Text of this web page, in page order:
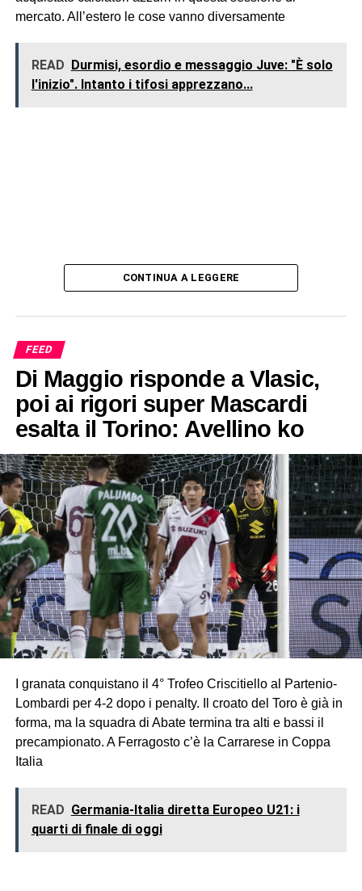
mercato. All’estero le cose vanno diversamente
READ
Durmisi, esordio e messaggio Juve: "È solo
l'inizio". Intanto i tifosi apprezzano...
CONTINUA A LEGGERE
FEED
Di Maggio risponde a Vlasic,
poi ai rigori super Mascardi
esalta il Torino: Avellino ko
I granata conquistano il 4° Trofeo Criscitiello al Partenio-
Lombardi per 4-2 dopo i penalty. Il croato del Toro è già in
forma, ma la squadra di Abate termina tra alti e bassi il
precampionato. A Ferragosto c’è la Carrarese in Coppa
Italia
READ Germania-Italia diretta Europeo U21: i
quarti di finale di oggi